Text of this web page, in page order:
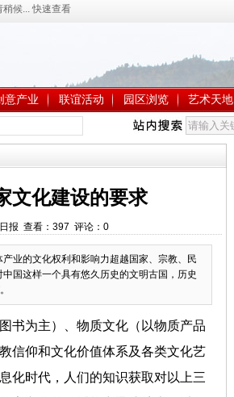
意产业 联谊活动 园区浏览 艺术天地
文化建设的要求
报 查看： 397 评论： 0
业的文化权利和影响力超越国家、宗教、民
国这样一个具有悠久历史的文明古国，历史
书为主）、物质文化（以物质产品
信仰和文化价值体系及各类文化艺
化时代，人们的知识获取对以上三